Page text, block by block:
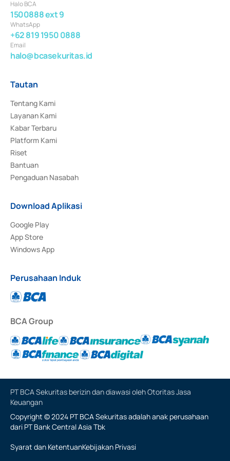
Halo BCA
1500888 ext 9
WhatsApp
+62 819 1950 0888
Email
halo@bcasekuritas.id
Tautan
Tentang Kami
Layanan Kami
Kabar Terbaru
Platform Kami
Riset
Bantuan
Pengaduan Nasabah
Download Aplikasi
Google Play
App Store
Windows App
Perusahaan Induk
BCA Group
PT BCA Sekuritas berizin dan diawasi oleh Otoritas Jasa
Keuangan
Copyright © 2024 PT BCA Sekuritas adalah anak perusahaan
dari PT Bank Central Asia Tbk
Syarat dan KetentuanKebijakan Privasi